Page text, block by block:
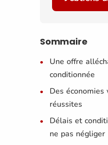
Sommaire
Une offre
conditionnée
Des
réussites
Délais et
ne pas négliger